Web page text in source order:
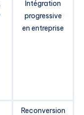
Intégration
progressive
en entreprise
Reconversion